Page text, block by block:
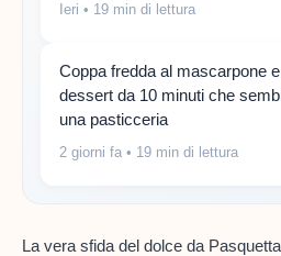
Ieri • 19 min di lettura
Coppa fredda al mascarpone
dessert da 10 minuti che
una pasticceria
2 giorni fa • 19 min di lettura
La vera sfida del dolce da